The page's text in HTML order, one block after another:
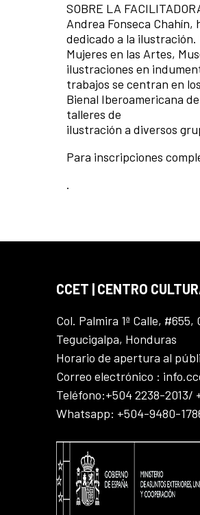
SOBRE LA
Andrea Fonseca Chahín,
dedicado a la
Mujeres en las Artes,
ilustraciones en
trabajos se centran en
Bienal Iberoamericana
talleres de
ilustración a diversos
Para inscripciones
.
CCET | CENTRO
Col. Palmira 1ª Calle,
Tegucigalpa, Honduras
Horario de apertura al
Correo electrónico :
Teléfono:+504 2238-2013/
Whatsapp: +504-9480-